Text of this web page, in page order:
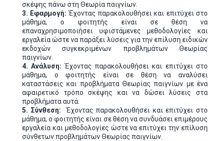
σκέψης πάνω στη Θεωρία παιγνίων.
3. Εφαρμογή:Έχοντας παρακολουθήσει και επιτύχει στο
μάθημα, ο φοιτητής είναι σε θέση να
επαναχρησιμοποιήσει υφιστάμενες μεθοδολογίες και
εργαλεία ώστε να παράξει λύσεις για την επίλυση ειδικών
εκδοχών συγκεκριμένων προβλημάτων Θεωρίας
παιγνίων.
4. Ανάλυση:Έχοντας παρακολουθήσει και επιτύχει στο
μάθημα, ο φοιτητής είναι σε θέση να αναλύσει
καταστάσεις και προβλήματα Θεωρίας παιγνίων με ένα
αφαιρετικό τρόπο σκέψης και να δώσει λύσεις στα
προβλήματα αυτά.
5. Σύνθεση:
Έχοντας παρακολουθήσει και επιτύχει στο
μάθημα, ο φοιτητής είναι σε θέση να συνδυάσει επιμέρους
εργαλεία και μεθοδολογίες ώστε να επιτύχει την επίλυση
σύνθετων προβλημάτων Θεωρίας παιγνίων.